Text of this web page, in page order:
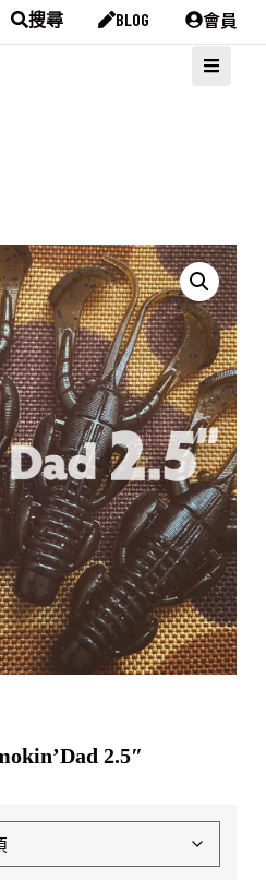
搜尋 BLOG 會員
2.5″